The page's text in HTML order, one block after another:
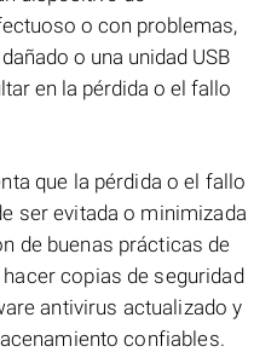
o con problemas,
o una unidad USB
en la pérdida o el fallo
que la pérdida o el fallo
ser evitada o minimizada
de buenas prácticas de
copias de seguridad
antivirus actualizado y
confiables.